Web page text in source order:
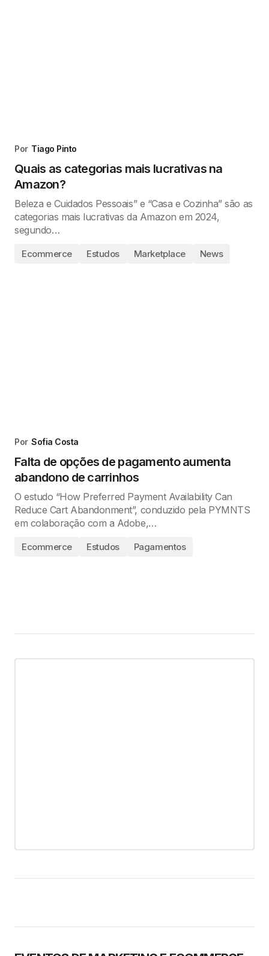
Por Tiago Pinto
Quais as categorias mais lucrativas na
Amazon?
Beleza e Cuidados Pessoais” e “Casa e Cozinha” são as
categorias mais lucrativas da Amazon em 2024,
segundo…
Ecommerce Estudos Marketplace News
Por Sofia Costa
Falta de opções de pagamento aumenta
abandono de carrinhos
O estudo “How Preferred Payment Availability Can
Reduce Cart Abandonment”, conduzido pela PYMNTS
em colaboração com a Adobe,…
Ecommerce Estudos Pagamentos